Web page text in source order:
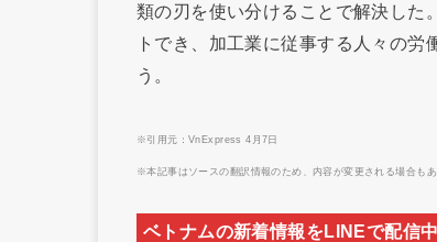
類の刃を使い分けることで解決した
トでき、加工業に従事する人々の
う。
※引用元：VnExpress 4月7日
※本記事はソースの翻訳情報のため、内容が変更される場合もあ